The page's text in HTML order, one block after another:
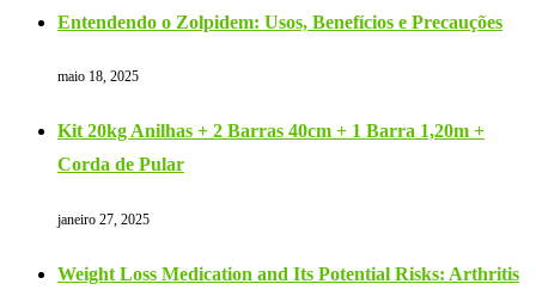
Entendendo o Zolpidem: Usos, Benefícios e Precauções
maio 18, 2025
Kit 20kg Anilhas + 2 Barras 40cm + 1 Barra 1,20m +
Corda de Pular
janeiro 27, 2025
Weight Loss Medication and Its Potential Risks: Arthritis